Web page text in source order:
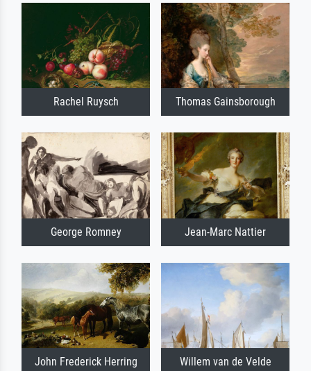
Rachel Ruysch Thomas Gainsborough
George Romney Jean-Marc Nattier
John Frederick Herring
Willem van de Velde